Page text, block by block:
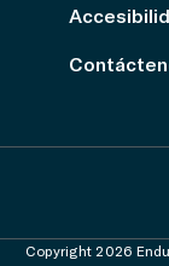
Copyright 2026